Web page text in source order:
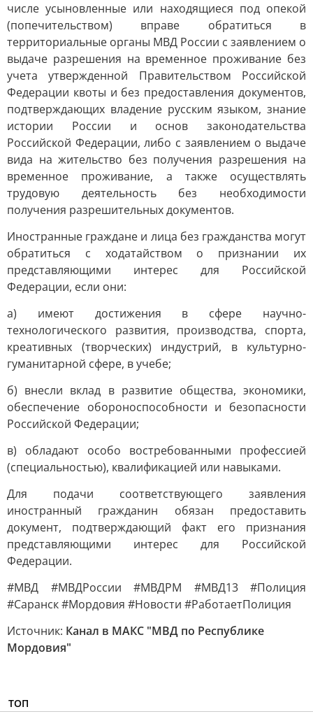
числе усыновленные или находящиеся под опекой
(попечительством) вправе обратиться в
территориальные органы МВД России с заявлением о
выдаче разрешения на временное проживание без
учета утвержденной Правительством Российской
Федерации квоты и без предоставления документов,
подтверждающих владение русским языком, знание
истории России и основ законодательства
Российской Федерации, либо с заявлением о выдаче
вида на жительство без получения разрешения на
временное проживание, а также осуществлять
трудовую деятельность без необходимости
получения разрешительных документов.
Иностранные граждане и лица без гражданства могут
обратиться с ходатайством о признании их
представляющими интерес для Российской
Федерации, если они:
а) имеют достижения в сфере научно-
технологического развития, производства, спорта,
креативных (творческих) индустрий, в культурно-
гуманитарной сфере, в учебе;
б) внесли вклад в развитие общества, экономики,
обеспечение обороноспособности и безопасности
Российской Федерации;
в) обладают особо востребованными профессией
(специальностью), квалификацией или навыками.
Для подачи соответствующего заявления
иностранный гражданин обязан предоставить
документ, подтверждающий факт его признания
представляющими интерес для Российской
Федерации.
#МВД #МВДРоссии #МВДРМ #МВД13 #Полиция
#Саранск #Мордовия #Новости #РаботаетПолиция
Источник: Канал в МАКС "МВД по Республике
Мордовия"
ТОП